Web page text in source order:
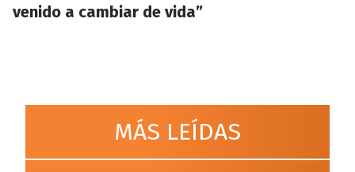
venido a cambiar de vida”
MÁS LEÍDAS